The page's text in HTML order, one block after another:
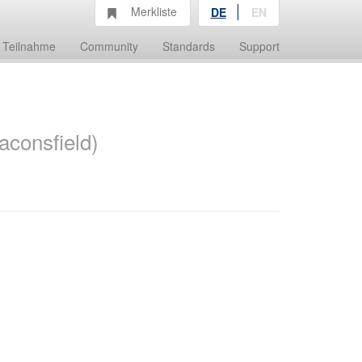
Teilnahme Community Standards Support
Merkliste DE EN